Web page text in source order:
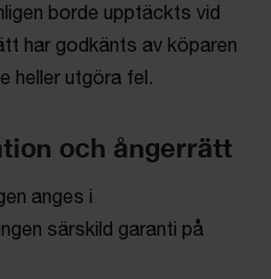
borde upptäckts vid
har godkänts av köparen
heller utgöra fel.
och ångerrätt
anges i
särskild garanti på